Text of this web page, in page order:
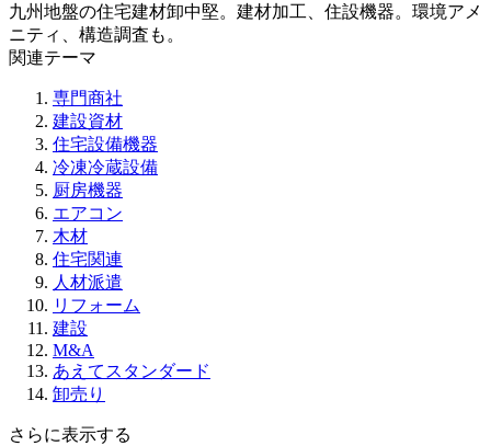
九州地盤の住宅建材卸中堅。建材加工、住設機器。環境アメ
ニティ、構造調査も。
関連テーマ
専門商社
建設資材
住宅設備機器
冷凍冷蔵設備
厨房機器
エアコン
木材
住宅関連
人材派遣
リフォーム
建設
M&A
あえてスタンダード
卸売り
さらに表示する